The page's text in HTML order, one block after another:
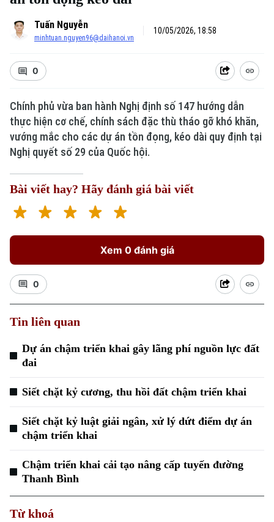
Xu hướng
Chuyên mục
Tuấn Nguyễn
minhtuan.nguyen96@daihanoi.vn
10/05/2026, 18:58
0
Chính phủ vừa ban hành Nghị định số 147 hướng dẫn
thực hiện cơ chế, chính sách đặc thù tháo gỡ khó khăn,
vướng mắc cho các dự án tồn đọng, kéo dài quy định tại
Nghị quyết số 29 của Quốc hội.
Bài viết hay? Hãy đánh giá bài viết
Xem 0 đánh giá
0
Tin liên quan
Dự án chậm triển khai gây lãng phí nguồn lực đất
đai
Siết chặt kỷ cương, thu hồi đất chậm triển khai
Siết chặt kỷ luật giải ngân, xử lý dứt điểm dự án
chậm triển khai
Chậm triển khai cải tạo nâng cấp tuyến đường
Thanh Bình
Từ khoá